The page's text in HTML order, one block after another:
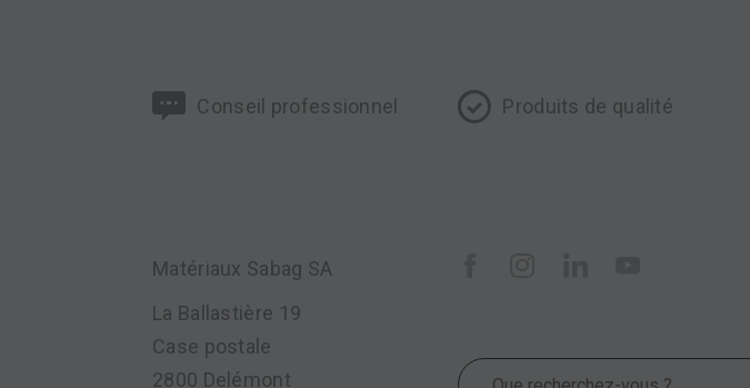
Conseil professionnel Produits de qualité
Matériaux Sabag SA
La Ballastière 19
Case postale
2800 Delémont